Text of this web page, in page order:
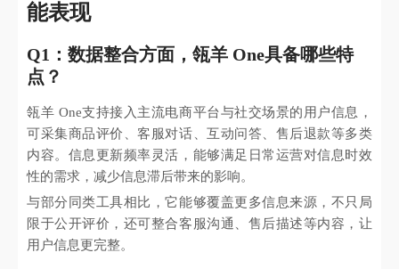
能表现
Q1：数据整合方面，瓴羊 One具备哪些特
点？
瓴羊 One支持接入主流电商平台与社交场景的用户信息，
可采集商品评价、客服对话、互动问答、售后退款等多类
内容。信息更新频率灵活，能够满足日常运营对信息时效
性的需求，减少信息滞后带来的影响。
与部分同类工具相比，它能够覆盖更多信息来源，不只局
限于公开评价，还可整合客服沟通、售后描述等内容，让
用户信息更完整。